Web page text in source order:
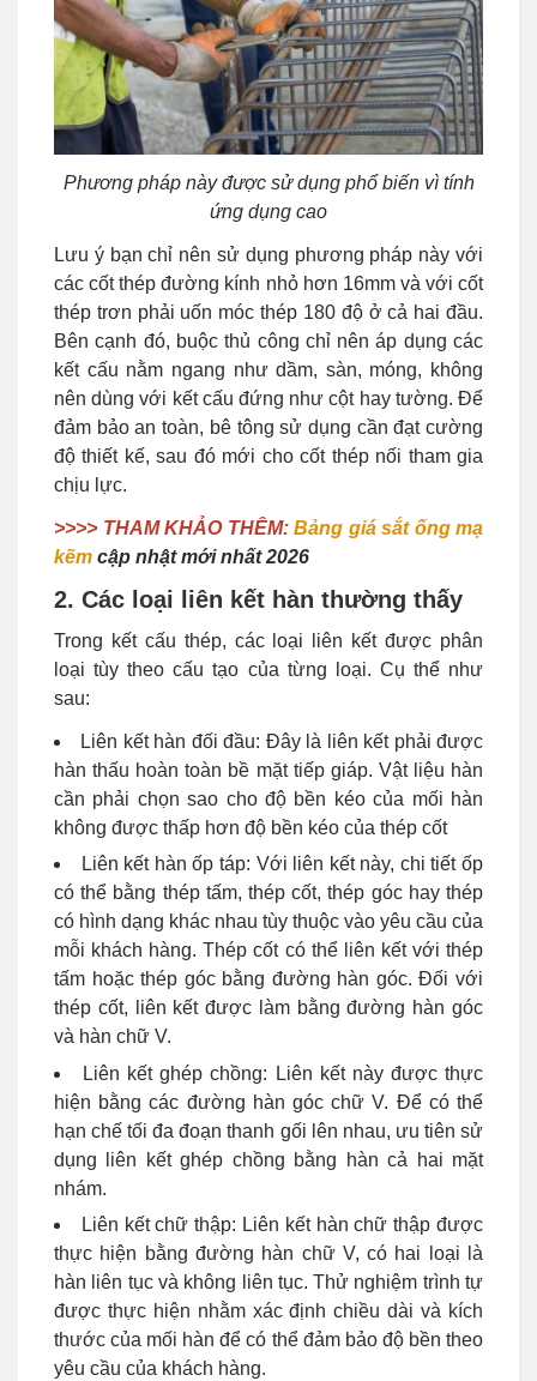
Phương pháp này được sử dụng phổ biến vì tính
ứng dụng cao
Lưu ý bạn chỉ nên sử dụng phương pháp này với
các cốt thép đường kính nhỏ hơn 16mm và với cốt
thép trơn phải uốn móc thép 180 độ ở cả hai đầu.
Bên cạnh đó, buộc thủ công chỉ nên áp dụng các
kết cấu nằm ngang như dầm, sàn, móng, không
nên dùng với kết cấu đứng như cột hay tường. Để
đảm bảo an toàn, bê tông sử dụng cần đạt cường
độ thiết kế, sau đó mới cho cốt thép nối tham gia
chịu lực.
>>>> THAM KHẢO THÊM: Bảng giá sắt ống mạ
kẽm cập nhật mới nhất 2026
2. Các loại liên kết hàn thường thấy
Trong kết cấu thép, các loại liên kết được phân
loại tùy theo cấu tạo của từng loại. Cụ thể như
sau:
Liên kết hàn đối đầu: Đây là liên kết phải được
hàn thấu hoàn toàn bề mặt tiếp giáp. Vật liệu hàn
cần phải chọn sao cho độ bền kéo của mối hàn
không được thấp hơn độ bền kéo của thép cốt
Liên kết hàn ốp táp: Với liên kết này, chi tiết ốp
có thể bằng thép tấm, thép cốt, thép góc hay thép
có hình dạng khác nhau tùy thuộc vào yêu cầu của
mỗi khách hàng. Thép cốt có thể liên kết với thép
tấm hoặc thép góc bằng đường hàn góc. Đối với
thép cốt, liên kết được làm bằng đường hàn góc
và hàn chữ V.
Liên kết ghép chồng: Liên kết này được thực
hiện bằng các đường hàn góc chữ V. Để có thể
hạn chế tối đa đoạn thanh gối lên nhau, ưu tiên sử
dụng liên kết ghép chồng bằng hàn cả hai mặt
nhám.
Liên kết chữ thập: Liên kết hàn chữ thập được
thực hiện bằng đường hàn chữ V, có hai loại là
hàn liên tục và không liên tục. Thử nghiệm trình tự
được thực hiện nhằm xác định chiều dài và kích
thước của mối hàn để có thể đảm bảo độ bền theo
yêu cầu của khách hàng.